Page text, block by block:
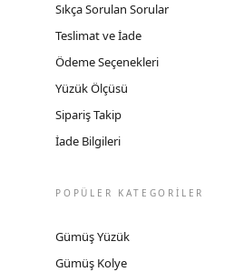
Sıkça Sorulan Sorular
Teslimat ve İade
Ödeme Seçenekleri
Yüzük Ölçüsü
Sipariş Takip
İade Bilgileri
POPÜLER KATEGORİLER
Gümüş Yüzük
Gümüş Kolye